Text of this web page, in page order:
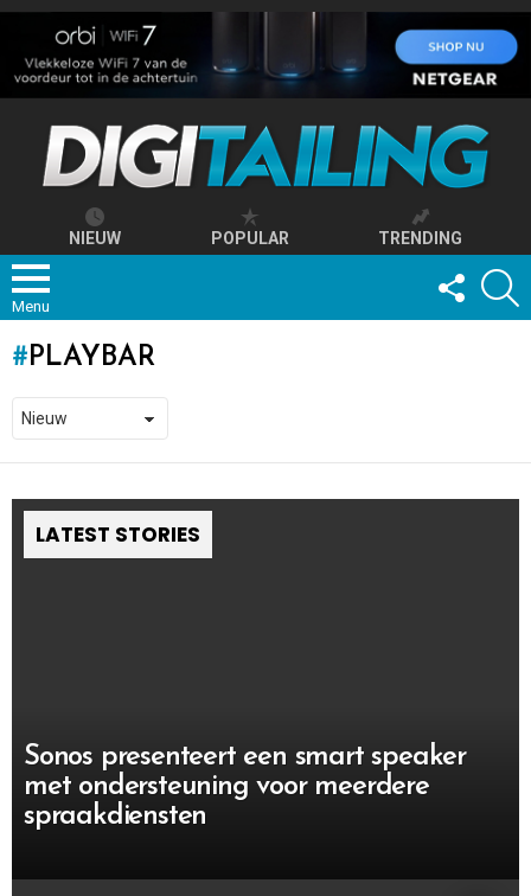
NIEUW POPULAR TRENDING
Menu
FOLLOW
US
PLAYBAR
LATEST STORIES
Sonos presenteert een smart speaker
met ondersteuning voor meerdere
spraakdiensten